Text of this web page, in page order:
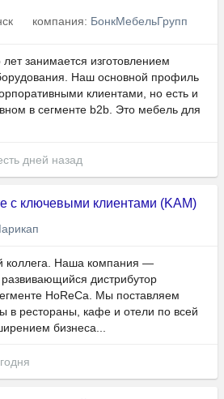
компания: БонкМебельГрупп
занимается изготовлением
Наш основной профиль
клиентами, но есть и
в сегменте b2b. Это мебель для
дней назад
с ключевыми клиентами (KAM)
коллега. Наша компания —
дистрибутор
HoReCa. Мы поставляем
в рестораны, кафе и отели по всей
бизнеса...